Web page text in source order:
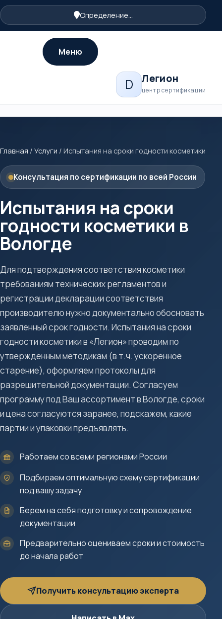
Определение...
D Легион
центр сертификации
Меню
Главная / Услуги / Испытания на сроки годности косметики
Консультация по сертификации по всей России
Испытания на сроки
годности косметики в
Вологде
Для подтверждения соответствия косметики
требованиям технических регламентов и
регистрации декларации соответствия
производителю нужно документально обосновать
заявленный срок годности. Испытания на сроки
годности косметики в «Легион» проводим по
утвержденным методикам (в т.ч. ускоренное
старение), оформляем протоколы для
разрешительной документации. Согласуем
программу под Ваш ассортимент в Вологде, сроки
и цена согласуются заранее, подскажем, какие
партии и упаковки предъявлять.
Работаем со всеми регионами России
Подбираем оптимальную схему сертификации
под вашу задачу
Берем на себя подготовку и сопровождение
документации
Предварительно оцениваем сроки и стоимость
до начала работ
Получить консультацию эксперта